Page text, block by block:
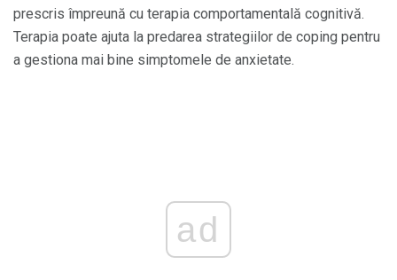
prescris împreună cu terapia comportamentală cognitivă.
Terapia poate ajuta la predarea strategiilor de coping pentru
a gestiona mai bine simptomele de anxietate.
ad